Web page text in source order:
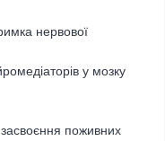
нервової
у мозку
поживних